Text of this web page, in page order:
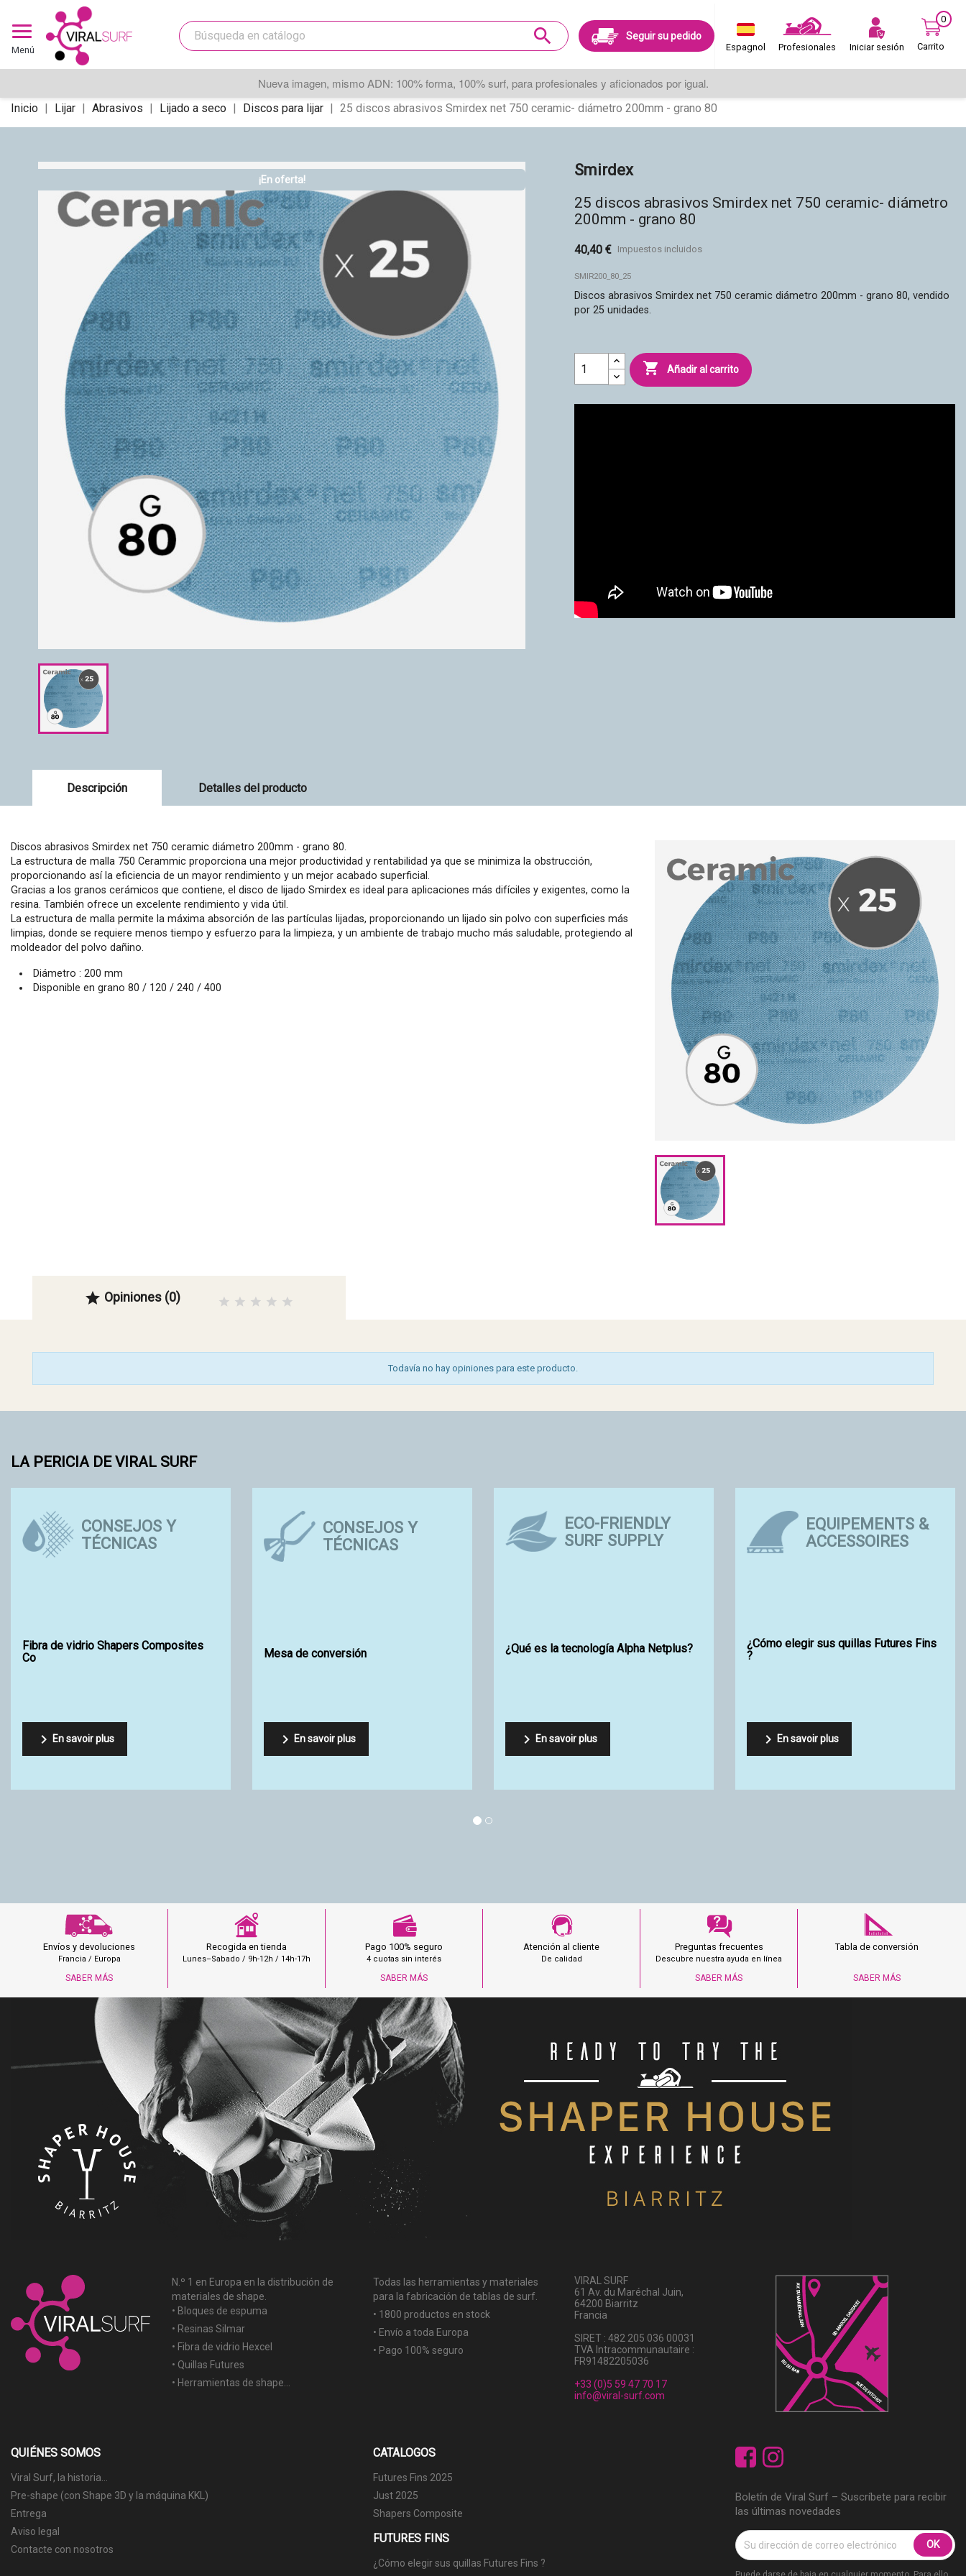
Menú
search Seguir su pedido
Espagnol Profesionales Iniciar sesión
0
Carrito
Nueva imagen, mismo ADN: 100% forma, 100% surf, para profesionales y aficionados por igual.
Inicio Lijar Abrasivos Lijado a seco Discos para lijar 25 discos abrasivos Smirdex net 750 ceramic- diámetro 200mm - grano 80
¡En oferta!
Smirdex
25 discos abrasivos Smirdex net 750 ceramic- diámetro
200mm - grano 80
40,40 € Impuestos incluidos
SMIR200_80_25
Discos abrasivos Smirdex net 750 ceramic diámetro 200mm - grano 80, vendido
por 25 unidades.
 Añadir al carrito
Descripción Detalles del producto
Discos abrasivos Smirdex net 750 ceramic diámetro 200mm - grano 80.
La estructura de malla 750 Cerammic proporciona una mejor productividad y rentabilidad ya que se minimiza la obstrucción,
proporcionando así la eficiencia de un mayor rendimiento y un mejor acabado superficial.
Gracias a los granos cerámicos que contiene, el disco de lijado Smirdex es ideal para aplicaciones más difíciles y exigentes, como la
resina. También ofrece un excelente rendimiento y vida útil.
La estructura de malla permite la máxima absorción de las partículas lijadas, proporcionando un lijado sin polvo con superficies más
limpias, donde se requiere menos tiempo y esfuerzo para la limpieza, y un ambiente de trabajo mucho más saludable, protegiendo al
moldeador del polvo dañino.
Diámetro : 200 mm
Disponible en grano 80 / 120 / 240 / 400
 Opiniones (0)
Todavía no hay opiniones para este producto.
LA PERICIA DE VIRAL SURF
CONSEJOS Y
TÉCNICAS
Resina epoxi SR Surf Clear EVO 2 de
Viral de Sicomin
 En savoir plus
CONSEJOS Y
TÉCNICAS
¿ Cómo eligir tu foam ?
 En savoir plus
ECO-FRIENDLY
SURF SUPPLY
Eco-friendly Shaping
 En savoir plus
EQUIPEMENTS &
ACCESSOIRES
¿Cómo elegir sus quillas JUST para
tablas de surf?
 En savoir plus
Envíos y devoluciones
Francia / Europa
SABER MÁS
Recogida en tienda
Lunes–Sabado / 9h-12h / 14h-17h
Pago 100% seguro
4 cuotas sin interés
SABER MÁS
Atención al cliente
De calidad
Preguntas frecuentes
Descubre nuestra ayuda en línea
SABER MÁS
Tabla de conversión
SABER MÁS
N.º 1 en Europa en la distribución de
materiales de shape.
• Bloques de espuma
• Resinas Silmar
• Fibra de vidrio Hexcel
• Quillas Futures
• Herramientas de shape...
Todas las herramientas y materiales
para la fabricación de tablas de surf.
• 1800 productos en stock
• Envío a toda Europa
• Pago 100% seguro
VIRAL SURF
61 Av. du Maréchal Juin,
64200 Biarritz
Francia
SIRET : 482 205 036 00031
TVA Intracommunautaire :
FR91482205036
+33 (0)5 59 47 70 17
info@viral-surf.com
QUIÉNES SOMOS
Viral Surf, la historia...
Pre-shape (con Shape 3D y la máquina KKL)
Entrega
Aviso legal
Contacte con nosotros
CATALOGOS
Futures Fins 2025
Just 2025
Shapers Composite
FUTURES FINS
¿Cómo elegir sus quillas Futures Fins ?
Facebook
Boletín de Viral Surf – Suscríbete para recibir
las últimas novedades